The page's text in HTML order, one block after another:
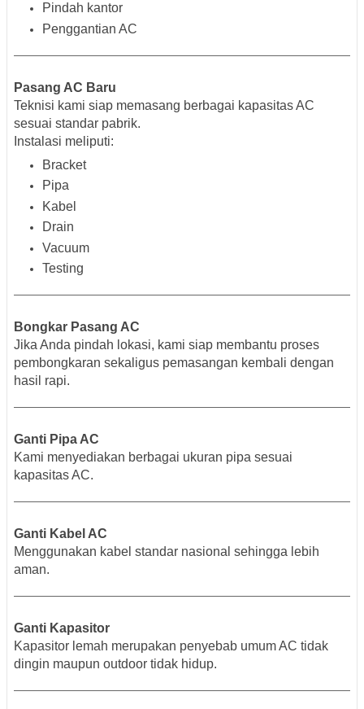
Pindah kantor
Penggantian AC
Pasang AC Baru
Teknisi kami siap memasang berbagai kapasitas AC
sesuai standar pabrik.
Instalasi meliputi:
Bracket
Pipa
Kabel
Drain
Vacuum
Testing
Bongkar Pasang AC
Jika Anda pindah lokasi, kami siap membantu proses
pembongkaran sekaligus pemasangan kembali dengan
hasil rapi.
Ganti Pipa AC
Kami menyediakan berbagai ukuran pipa sesuai
kapasitas AC.
Ganti Kabel AC
Menggunakan kabel standar nasional sehingga lebih
aman.
Ganti Kapasitor
Kapasitor lemah merupakan penyebab umum AC tidak
dingin maupun outdoor tidak hidup.